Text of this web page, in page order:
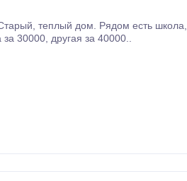
ТД, остановка. Работающим, без вредных привычек людям. Одна комната за 30000, другая за 40000..